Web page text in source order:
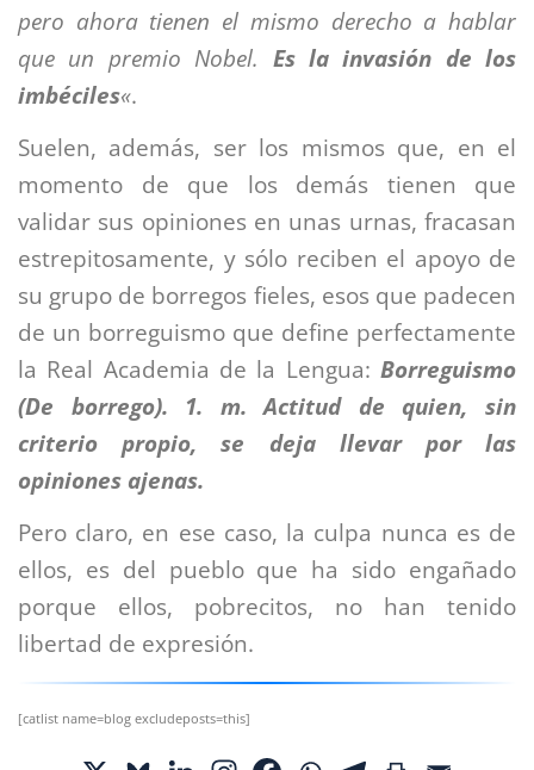
pero ahora tienen el mismo derecho a hablar
que un premio Nobel. Es la invasión de los
imbéciles«.
Suelen, además, ser los mismos que, en el
momento de que los demás tienen que
validar sus opiniones en unas urnas, fracasan
estrepitosamente, y sólo reciben el apoyo de
su grupo de borregos fieles, esos que padecen
de un borreguismo que define perfectamente
la Real Academia de la Lengua: Borreguismo
(De borrego). 1. m. Actitud de quien, sin
criterio propio, se deja llevar por las
opiniones ajenas.
Pero claro, en ese caso, la culpa nunca es de
ellos, es del pueblo que ha sido engañado
porque ellos, pobrecitos, no han tenido
libertad de expresión.
[catlist name=blog excludeposts=this]